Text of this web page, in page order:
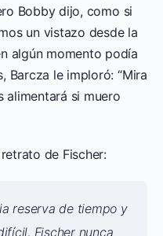
Bobby dijo, como si
un vistazo desde la
algún momento podía
Barcza le imploró: “Mira
alimentará si muero
de Fischer:
reserva de tiempo y
Fischer nunca